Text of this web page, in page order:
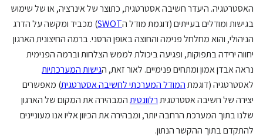
האסטרטגיה. היעדר חשיבה אסטרטגית, כתוצר של אינרציה, או של שימוש
בגישות ומודלים בעייתים (דוגמת מודל הSWOT) מכביד ומקשה על הדרג
הניהולי, והוא מחלחל פנימה והחוצה באופן הרסני. ברמה החיצונית הארגון
יחווה ירידה בתפוקות, ופגיעה ביכולת לממש הצלחות וברמה הפנימית
נראה אבדן אמון ומתחים פנימיים. לאור זאת, הגישות המערכתיות
לאסטרטגיה (דוגמתהמודל המערכתי לחשיבה אסטרטגית) מאפשרים
יצירה של חשיבה אסטרטגיתרלוונטיתהמבהירה את המקום של הארגון
שלנו בתוך המערכת הרחבה יותר, ומבהירה את הכיוון אליו אנו מעוניינים
להתקדם בתוך ההקשר הנתון.